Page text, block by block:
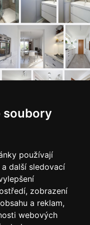
soubory
používají
další sledovací
zobrazení
a reklam,
webových
Úprava bytu v novostavbě, Praha-západ
Eva Bradáčová